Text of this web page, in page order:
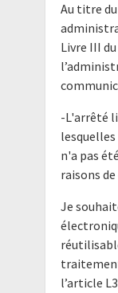
Au titre
Livre III
-L'arrêté
n'a pas
raisons de
Je
l’article